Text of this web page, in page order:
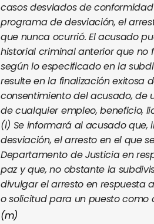
casos desviados de
programa de desviación, el
que nunca ocurrió. El acusado
historial criminal anterior que no
según lo especificado en la
resulte en la finalización exitosa
consentimiento del acusado,
de cualquier empleo, beneficio,
(l) Se informará al acusado
desviación, el arresto en el que
Departamento de Justicia en
paz y que, no obstante la
divulgar el arresto en respuesta
o solicitud para un puesto como
(m)